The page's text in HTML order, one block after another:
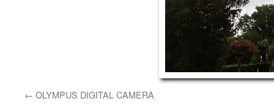
OLYMPUS DIGITAL CAMERA